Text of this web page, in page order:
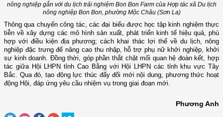
nông nghiệp gắn với du lịch trải nghiệm Bon Bon Farm của Hợp tác xã Du lịch
nông nghiệp Bon Bon, phường Mộc Châu (Sơn La)
Thông qua chuyến công tác, các đại biểu được học tập kinh nghiệm thực
tiễn về xây dựng các mô hình sản xuất, phát triển kinh tế hiệu quả, phù
hợp với điều kiện địa phương; cách khai thác lợi thế về du lịch, nông
nghiệp đặc trưng để nâng cao thu nhập, hỗ trợ phụ nữ khởi nghiệp, khởi
sự kinh doanh. Đồng thời, góp phần thắt chặt mối quan hệ đoàn kết, hợp
tác giữa Hội LHPN tỉnh Cao Bằng với Hội LHPN các tỉnh khu vực Tây
Bắc. Qua đó, tạo động lực thúc đẩy đổi mới nội dung, phương thức hoạt
động Hội, đáp ứng yêu cầu nhiệm vụ trong giai đoạn mới.
Phương Anh